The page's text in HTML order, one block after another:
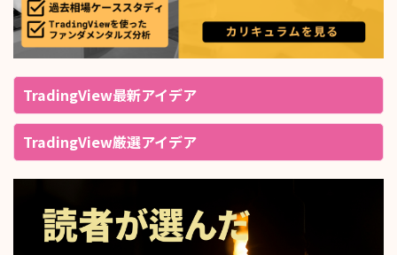
TradingView最新アイデア
TradingView厳選アイデア